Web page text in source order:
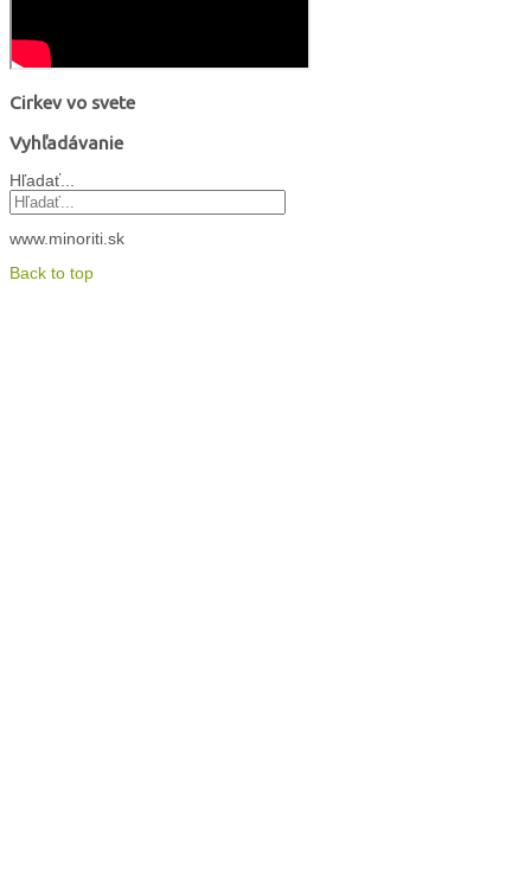
Cirkev vo svete
Vyhľadávanie
Hľadať...
www.minoriti.sk
Back to top